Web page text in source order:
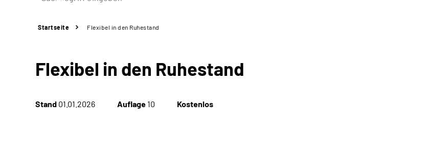
Startseite Flexibel in den Ruhestand
Flexibel in den Ruhestand
Stand 01.01.2026 Auflage 10 Kostenlos